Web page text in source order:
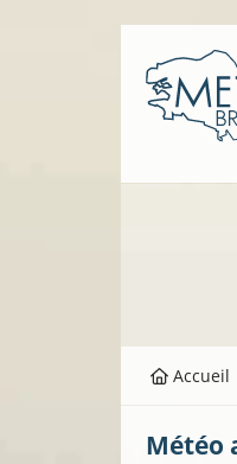
Accueil
Météo